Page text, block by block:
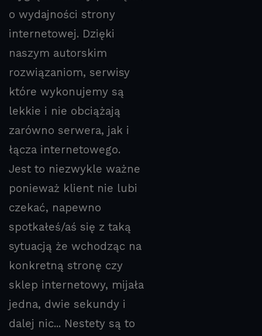
o wydajności strony
internetowej. Dzięki
naszym autorskim
rozwiązaniom, serwisy
które wykonujemy są
lekkie i nie obciążają
zarówno serwera, jak i
łącza internetowego.
Jest to niezwykle ważne
ponieważ klient nie lubi
czekać, napewno
spotkałeś/aś się z taką
sytuacją że wchodząc na
konkretną stronę czy
sklep internetowy, mijała
jedna, dwie sekundy i
dalej nic... Nestety są to